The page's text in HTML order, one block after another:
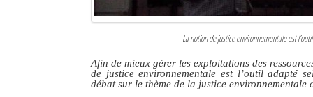
Le Nord de Madagascar
La notion de justice environnementale est
Afin de mieux gérer les exploitations des
de justice environnementale est l’outil adapté
débat sur le thème de la justice